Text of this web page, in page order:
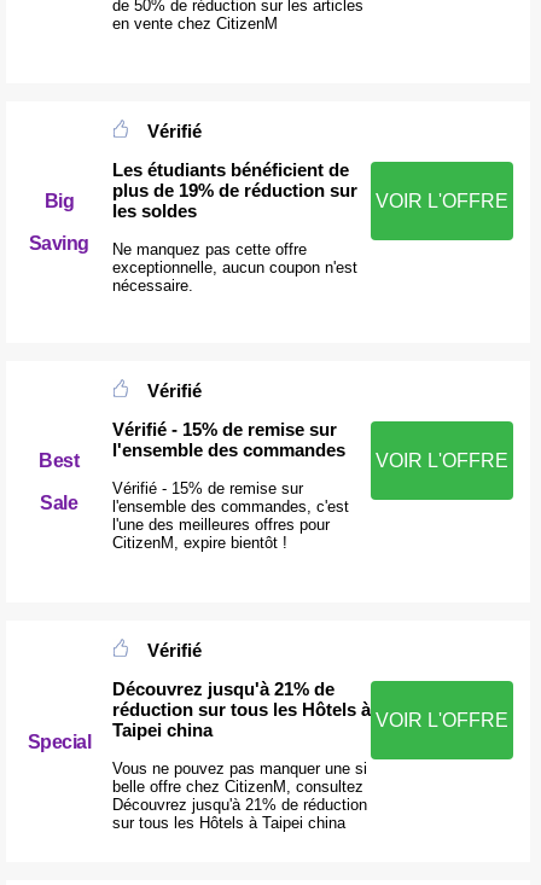
de 50% de réduction sur les articles
en vente chez CitizenM
Big
Saving
Vérifié
Les étudiants bénéficient de
plus de 19% de réduction sur
les soldes
Ne manquez pas cette offre
exceptionnelle, aucun coupon n'est
nécessaire.
VOIR L'OFFRE
Best
Sale
Vérifié
Vérifié - 15% de remise sur
l'ensemble des commandes
Vérifié - 15% de remise sur
l'ensemble des commandes, c'est
l'une des meilleures offres pour
CitizenM, expire bientôt !
VOIR L'OFFRE
Special
Vérifié
Découvrez jusqu'à 21% de
réduction sur tous les Hôtels à
Taipei china
Vous ne pouvez pas manquer une si
belle offre chez CitizenM, consultez
Découvrez jusqu'à 21% de réduction
sur tous les Hôtels à Taipei china
VOIR L'OFFRE